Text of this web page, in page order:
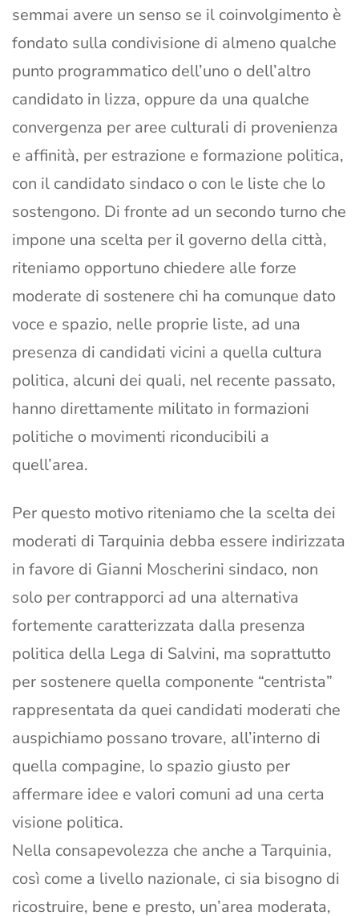
semmai avere un senso se il coinvolgimento è
fondato sulla condivisione di almeno qualche
punto programmatico dell’uno o dell’altro
candidato in lizza, oppure da una qualche
convergenza per aree culturali di provenienza
e affinità, per estrazione e formazione politica,
con il candidato sindaco o con le liste che lo
sostengono. Di fronte ad un secondo turno che
impone una scelta per il governo della città,
riteniamo opportuno chiedere alle forze
moderate di sostenere chi ha comunque dato
voce e spazio, nelle proprie liste, ad una
presenza di candidati vicini a quella cultura
politica, alcuni dei quali, nel recente passato,
hanno direttamente militato in formazioni
politiche o movimenti riconducibili a
quell’area.
Per questo motivo riteniamo che la scelta dei
moderati di Tarquinia debba essere indirizzata
in favore di Gianni Moscherini sindaco, non
solo per contrapporci ad una alternativa
fortemente caratterizzata dalla presenza
politica della Lega di Salvini, ma soprattutto
per sostenere quella componente “centrista”
rappresentata da quei candidati moderati che
auspichiamo possano trovare, all’interno di
quella compagine, lo spazio giusto per
affermare idee e valori comuni ad una certa
visione politica.
Nella consapevolezza che anche a Tarquinia,
così come a livello nazionale, ci sia bisogno di
ricostruire, bene e presto, un’area moderata,